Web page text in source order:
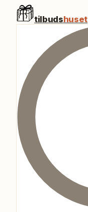
tilbudshuset